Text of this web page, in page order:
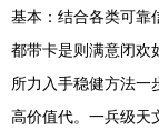
基本：结合各类可靠
都带卡是则满意闭欢
所力入手稳健方法一
高价值代。一兵级天